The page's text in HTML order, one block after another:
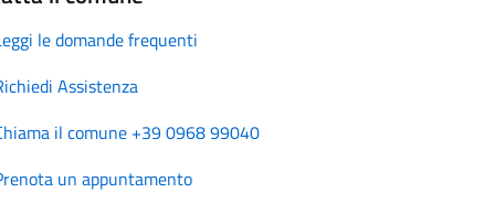
le domande frequenti
Assistenza
il comune +39 0968 99040
un appuntamento